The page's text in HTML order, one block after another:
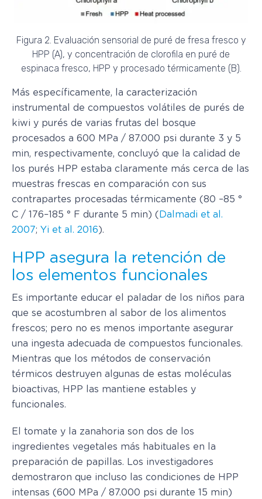
Figura 2. Evaluación sensorial de puré de fresa fresco y
HPP (A), y concentración de clorofila en puré de
espinaca fresco, HPP y procesado térmicamente (B).
Más específicamente, la caracterización
instrumental de compuestos volátiles de purés de
kiwi y purés de varias frutas del bosque
procesados a 600 MPa / 87.000 psi durante 3 y 5
min, respectivamente, concluyó que la calidad de
los purés HPP estaba claramente más cerca de las
muestras frescas en comparación con sus
contrapartes procesadas térmicamente (80 –85 °
C / 176–185 ° F durante 5 min) ( Dalmadi et al.
2007; Yi et al. 2016).
HPP asegura la retención de
los elementos funcionales
Es importante educar el paladar de los niños para
que se acostumbren al sabor de los alimentos
frescos; pero no es menos importante asegurar
una ingesta adecuada de compuestos funcionales.
Mientras que los métodos de conservación
térmicos destruyen algunas de estas moléculas
bioactivas, HPP las mantiene estables y
funcionales.
El tomate y la zanahoria son dos de los
ingredientes vegetales más habituales en la
preparación de papillas. Los investigadores
demostraron que incluso las condiciones de HPP
intensas (600 MPa / 87.000 psi durante 15 min)